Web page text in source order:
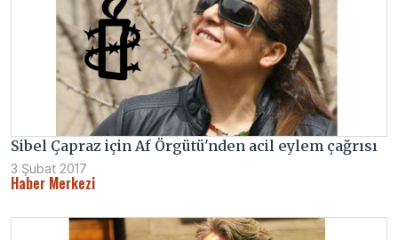
Sibel Çapraz için Af Örgütü'nden acil eylem çağrısı
3 Şubat 2017
Haber Merkezi